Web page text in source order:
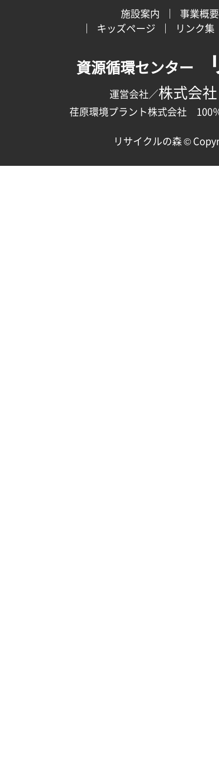
施設案内
事業概要
キッズページ
リンク集
資源循環センター
運営会社／株式会
荏原環境プラント株式会社 100
リサイクルの森 ©